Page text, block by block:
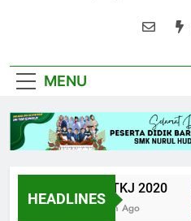
MENU
HEADLINES
UPK TKJ 2020
6 Tahun Ago